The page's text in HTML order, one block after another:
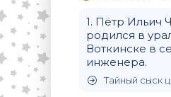
1. Пётр Ильич
родился в
Воткинске в
инженера.
Тайный сыск